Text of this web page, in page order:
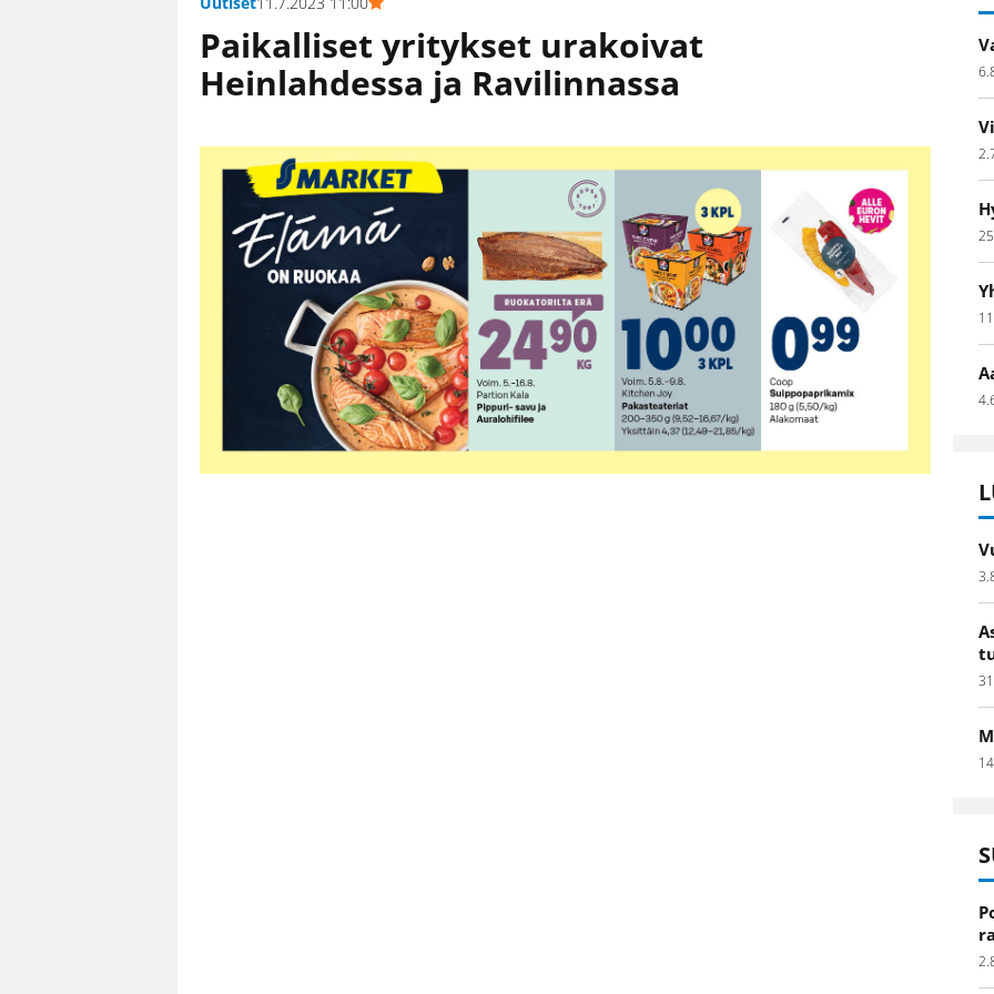
Paikalliset yritykset urakoivat
Heinlahdessa ja Ravilinnassa